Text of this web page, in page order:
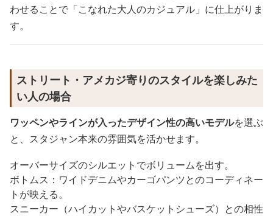
わせることで「こなれた大人のカジュアル」に仕上がりま
す。
ストリート・アメカジ寄りのスタイルを楽しみた
い人の場合
ワッペンやラインが入ったデザイン性の高いモデルを選ぶ
と、スタジャン本来の雰囲気を活かせます。
オーバーサイズのシルエットでボリュームを出す。
ボトムス：ワイドデニムやカーゴパンツとのコーディネー
トが映える。
スニーカー（ハイカットやバスケットシューズ）との相性